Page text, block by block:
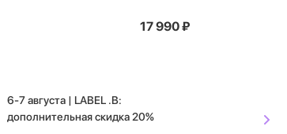
17 990₽
6-7 августа | LABEL .B:
дополнительная скидка 20%